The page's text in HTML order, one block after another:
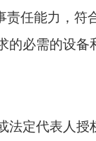
责任能力，符
的必需的设备
法定代表人